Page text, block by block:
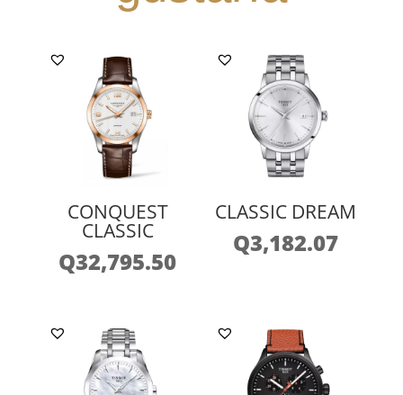
CONQUEST
CLASSIC
Q32,795.50
CLASSIC DREAM
Q3,182.07